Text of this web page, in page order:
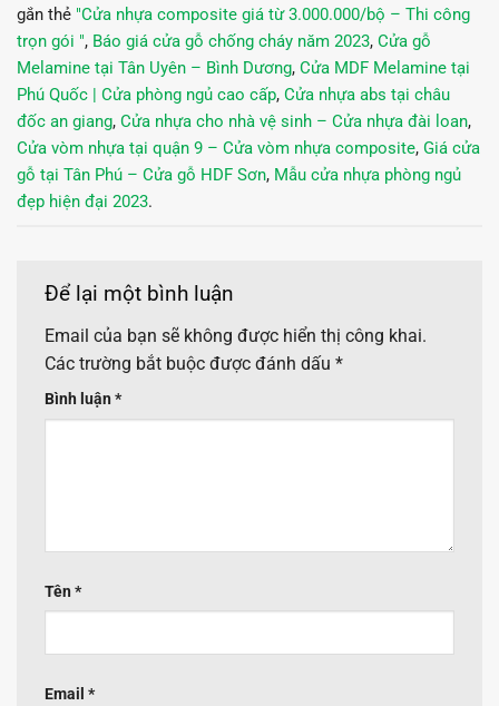
gắn thẻ "Cửa nhựa composite giá từ 3.000.000/bộ – Thi công
trọn gói ", Báo giá cửa gỗ chống cháy năm 2023, Cửa gỗ
Melamine tại Tân Uyên – Bình Dương, Cửa MDF Melamine tại
Phú Quốc | Cửa phòng ngủ cao cấp, Cửa nhựa abs tại châu
đốc an giang, Cửa nhựa cho nhà vệ sinh – Cửa nhựa đài loan,
Cửa vòm nhựa tại quận 9 – Cửa vòm nhựa composite, Giá cửa
gỗ tại Tân Phú – Cửa gỗ HDF Sơn, Mẫu cửa nhựa phòng ngủ
đẹp hiện đại 2023.
Để lại một bình luận
Email của bạn sẽ không được hiển thị công khai.
Các trường bắt buộc được đánh dấu *
Bình luận *
Tên *
Email *